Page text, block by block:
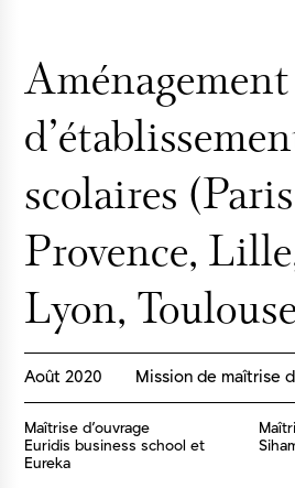
Aménagement
scolaires
Provence,
Lyon,
Août 2020 Mission de maîtrise
Maîtrise d’ouvrage
Euridis business school et
Eureka